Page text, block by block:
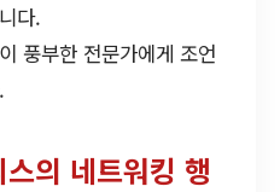
다.
풍부한 전문가에게 조언
의 네트워킹 행